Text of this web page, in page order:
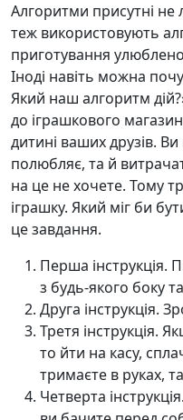
Алгоритми присутні
теж використовують
приготування
Іноді навіть можна
Який наш алгоритм
до іграшкового
дитині ваших друзів.
полюбляє, та й
на це не хочете. Тому
іграшку. Який міг би
це завдання.
Перша інструкція.
з будь-якого боку
Друга інструкція.
Третя інструкція.
то йти на касу,
тримаєте в руках,
Четверта